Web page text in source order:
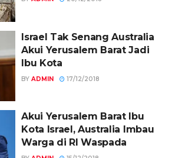
Israel Tak Senang Australia
Akui Yerusalem Barat Jadi
Ibu Kota
BY ADMIN 17/12/2018
Akui Yerusalem Barat Ibu
Kota Israel, Australia Imbau
Warga di RI Waspada